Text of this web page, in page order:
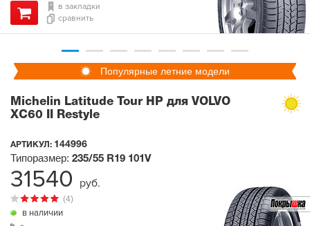
в закладки
сравнить
Популярные летние модели
Michelin Latitude Tour HP для VOLVO
XC60 II Restyle
АРТИКУЛ: 144996
в наличии
(4)
Типоразмер: 235/55 R19 101V
31540 руб.